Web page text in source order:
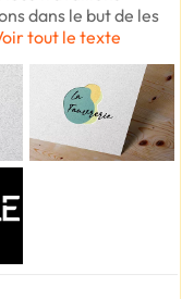
dans le but de les
tout le texte